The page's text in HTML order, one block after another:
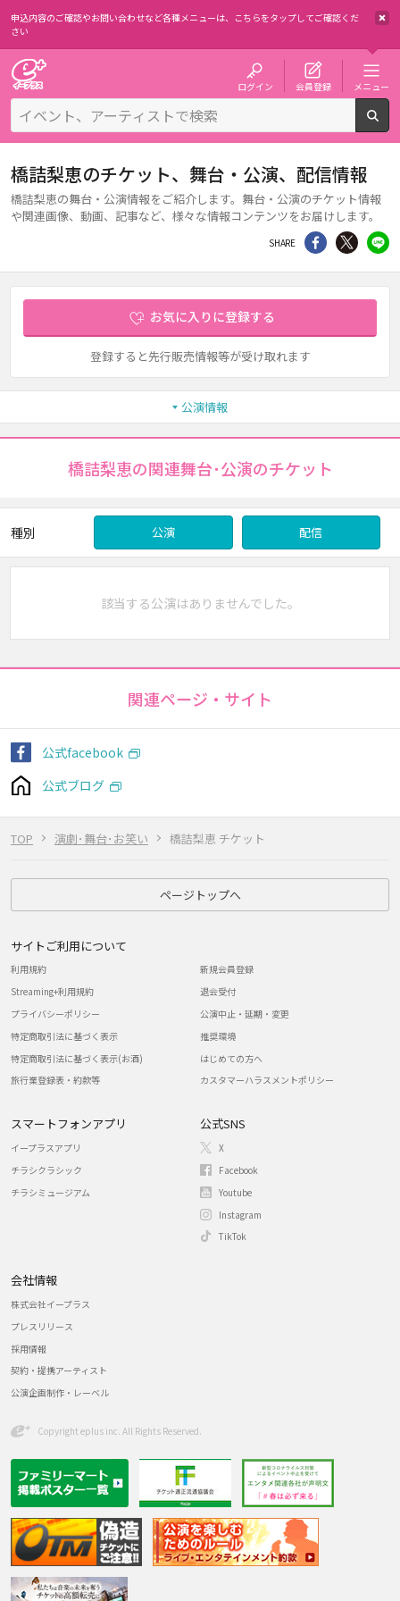
申込内容のご確認やお問い合わせなど各種メニューは、 こちらをタップしてご確認くだ
さい
ログイン 会員登録 メニュー
TOP 演劇･舞台･お笑い 橋詰梨恵 チケット
橋詰梨恵のチケット、舞台・公演、配信情報
橋詰梨恵の舞台・公演情報をご紹介します。舞台・公演のチケット情報
や関連画像、動画、記事など、様々な情報コンテンツをお届けします。
SHARE シェア Twitter
お気に入りに登録する
登録すると先行販売情報等が受け取れます
公演情報
橋詰梨恵の関連舞台･公演のチケット
種別 公演 配信
該当する公演はありませんでした。
関連ページ・サイト
公式facebook
公式ブログ
ページトップへ
サイトご利用について
利用規約
Streaming+利用規約
プライバシーポリシー
特定商取引法に基づく表示
特定商取引法に基づく表示(お酒)
旅行業登録表・約款等
新規会員登録
退会受付
公演中止・延期・変更
推奨環境
はじめての方へ
カスタマーハラスメントポリシー
スマートフォンアプリ
イープラスアプリ
チラシクラシック
チラシミュージアム
公式SNS
X
Facebook
Youtube
Instagram
TikTok
会社情報
株式会社イープラス
プレスリリース
採用情報
契約・提携アーティスト
公演企画制作・レーベル
Copyright eplus inc. All Rights Reserved.